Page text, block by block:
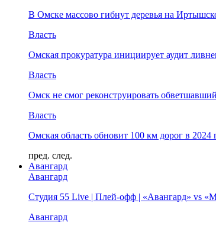
В Омске массово гибнут деревья на
Власть
Омская прокуратура инициирует аудит
Власть
Омск не смог реконструировать
Власть
Омская область обновит 100 км дорог в 2024
пред. след.
Авангард
Авангард
Студия 55 Live | Плей-офф | «Авангард» vs
Авангард